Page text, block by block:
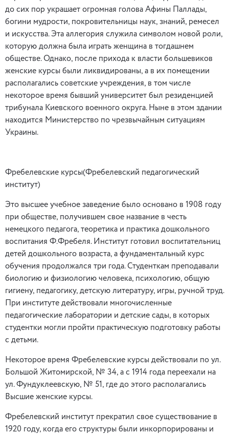
до сих пор украшает огромная голова Афины Паллады,
богини мудрости, покровительницы наук, знаний, ремесел
и искусства. Эта аллегория служила символом новой роли,
которую должна была играть женщина в тогдашнем
обществе. Однако, после прихода к власти большевиков
женские курсы были ликвидированы, а в их помещении
располагались советские учреждения, в том числе
некоторое время бывший университет был резиденцией
трибунала Киевского военного округа. Ныне в этом здании
находится Министерство по чрезвычайным ситуациям
Украины.
Фребелевские курсы(Фребелевский педагогический
институт)
Это высшее учебное заведение было основано в 1908 году
при обществе, получившем свое название в честь
немецкого педагога, теоретика и практика дошкольного
воспитания Ф.Фребеля. Институт готовил воспитательниц
детей дошкольного возраста, а фундаментальный курс
обучения продолжался три года. Студенткам преподавали
биологию и физиологию человека, психологию, общую
гигиену, педагогику, детскую литературу, игры, ручной труд.
При институте действовали многочисленные
педагогические лаборатории и детские сады, в которых
студентки могли пройти практическую подготовку работы
с детьми.
Некоторое время Фребелевские курсы действовали по ул.
Большой Житомирской, № 34, а с 1914 года переехали на
ул. Фундуклеевскую, № 51, где до этого располагались
Высшие женские курсы.
Фребелевский институт прекратил свое существование в
1920 году, когда его структуры были инкорпорированы и